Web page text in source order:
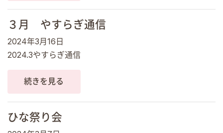
３月 やすらぎ通信
2024年3月16日
2024.3やすらぎ通信
続きを見る
ひな祭り会